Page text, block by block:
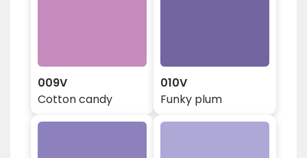
009V
Cotton candy
010V
Funky plum